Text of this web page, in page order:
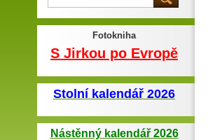
Fotokniha
S Jirkou po Evropě
Stolní kalendář 2026
Nástěnný kalendář 2026